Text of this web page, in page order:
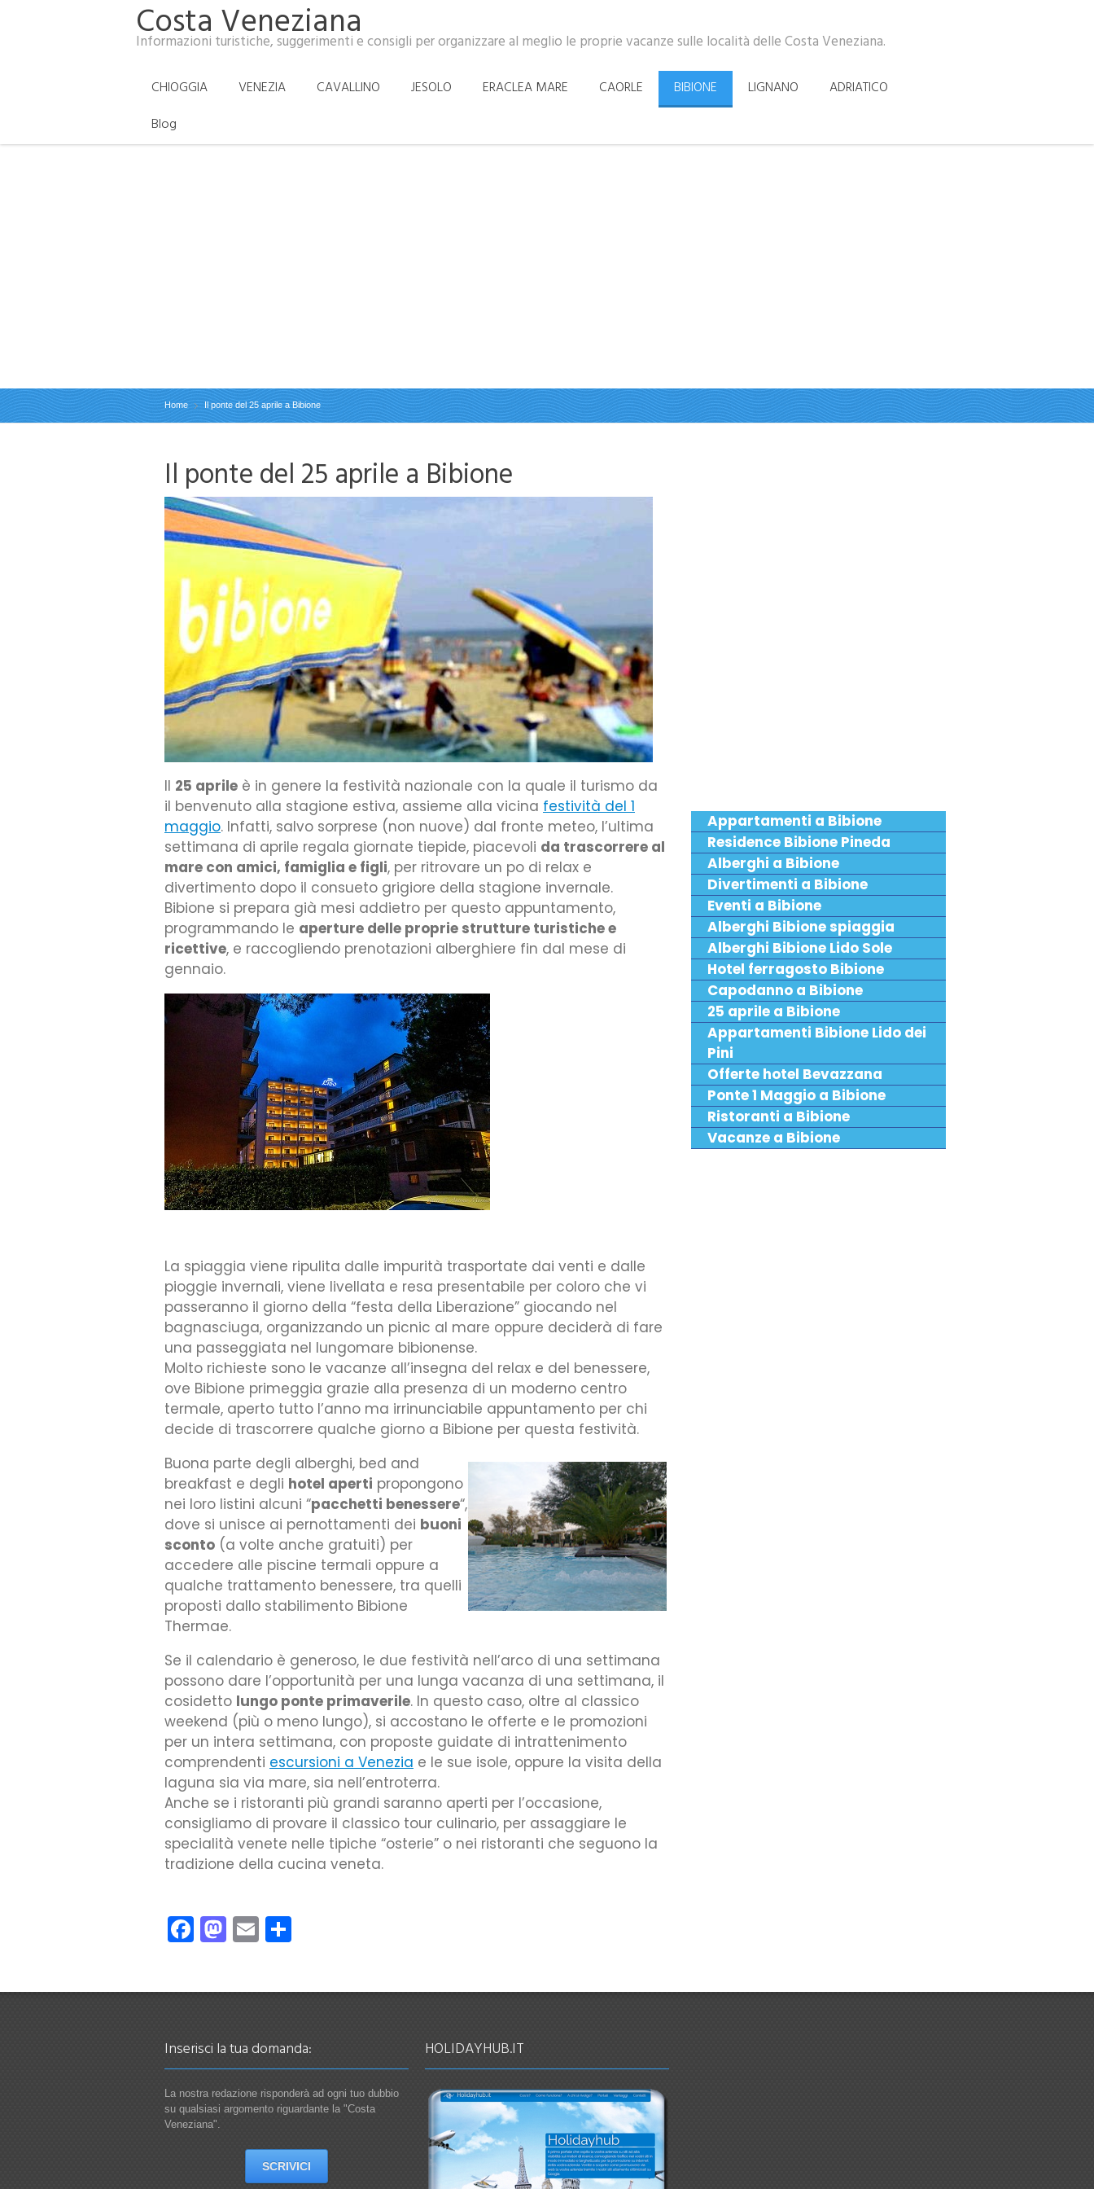
Costa Veneziana
Informazioni turistiche, suggerimenti e consigli per organizzare al meglio le proprie vacanze sulle località delle Costa Veneziana.
CHIOGGIA VENEZIA CAVALLINO JESOLO ERACLEA MARE CAORLE BIBIONE LIGNANO
ADRIATICO
Blog
Home Il ponte del 25 aprile a Bibione
Il ponte del 25 aprile a Bibione
Il 25 aprile è in genere la festività nazionale con la quale il turismo da
il benvenuto alla stagione estiva, assieme alla vicina festività del 1
maggio. Infatti, salvo sorprese (non nuove) dal fronte meteo, l’ultima
settimana di aprile regala giornate tiepide, piacevoli da trascorrere al
mare con amici, famiglia e figli, per ritrovare un po di relax e
divertimento dopo il consueto grigiore della stagione invernale.
Bibione si prepara già mesi addietro per questo appuntamento,
programmando le aperture delle proprie strutture turistiche e
ricettive, e raccogliendo prenotazioni alberghiere fin dal mese di
gennaio.
La spiaggia viene ripulita dalle impurità trasportate dai venti e dalle
pioggie invernali, viene livellata e resa presentabile per coloro che vi
passeranno il giorno della “festa della Liberazione” giocando nel
bagnasciuga, organizzando un picnic al mare oppure deciderà di fare
una passeggiata nel lungomare bibionense.
Molto richieste sono le vacanze all’insegna del relax e del benessere,
ove Bibione primeggia grazie alla presenza di un moderno centro
termale, aperto tutto l’anno ma irrinunciabile appuntamento per chi
decide di trascorrere qualche giorno a Bibione per questa festività.
Buona parte degli alberghi, bed and
breakfast e degli hotel aperti propongono
nei loro listini alcuni “pacchetti benessere“,
dove si unisce ai pernottamenti dei buoni
sconto (a volte anche gratuiti) per
accedere alle piscine termali oppure a
qualche trattamento benessere, tra quelli
proposti dallo stabilimento Bibione
Thermae.
Se il calendario è generoso, le due festività nell’arco di una settimana
possono dare l’opportunità per una lunga vacanza di una settimana, il
cosidetto lungo ponte primaverile. In questo caso, oltre al classico
weekend (più o meno lungo), si accostano le offerte e le promozioni
per un intera settimana, con proposte guidate di intrattenimento
comprendenti escursioni a Venezia e le sue isole, oppure la visita della
laguna sia via mare, sia nell’entroterra.
Anche se i ristoranti più grandi saranno aperti per l’occasione,
consigliamo di provare il classico tour culinario, per assaggiare le
specialità venete nelle tipiche “osterie” o nei ristoranti che seguono la
tradizione della cucina veneta.
Appartamenti a Bibione
Residence Bibione Pineda
Alberghi a Bibione
Divertimenti a Bibione
Eventi a Bibione
Alberghi Bibione spiaggia
Alberghi Bibione Lido Sole
Hotel ferragosto Bibione
Capodanno a Bibione
25 aprile a Bibione
Appartamenti Bibione Lido dei
Pini
Offerte hotel Bevazzana
Ponte 1 Maggio a Bibione
Ristoranti a Bibione
Vacanze a Bibione
Facebook
Mastodon
Email
Inserisci la tua domanda:
La nostra redazione risponderà ad ogni tuo dubbio
su qualsiasi argomento riguardante la "Costa
Veneziana".
SCRIVICI
HOLIDAYHUB.IT